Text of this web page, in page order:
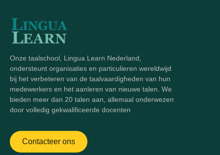
Onze taalschool, Lingua Learn Nederland,
ondersteunt organisaties en particulieren wereldwijd
bij het verbeteren van de taalvaardigheden van hun
medewerkers en het aanleren van nieuwe talen. We
bieden meer dan 20 talen aan, allemaal onderwezen
door volledig gekwalificeerde docenten
Contacteer ons